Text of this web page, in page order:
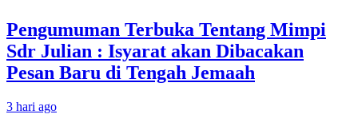
Pengumuman Terbuka Tentang Mimpi
Sdr Julian : Isyarat akan Dibacakan
Pesan Baru di Tengah Jemaah
3 hari ago